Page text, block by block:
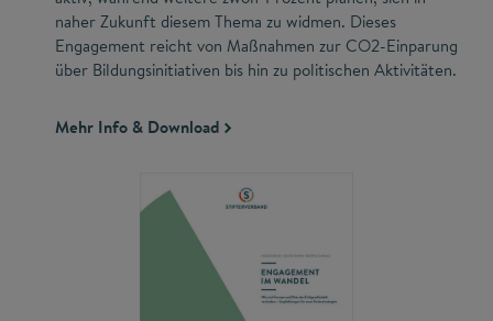
naher Zukunft diesem Thema zu widmen. Dieses
Engagement reicht von Maßnahmen zur CO2-Einparung
über Bildungsinitiativen bis hin zu politischen Aktivitäten.
Mehr Info & Download